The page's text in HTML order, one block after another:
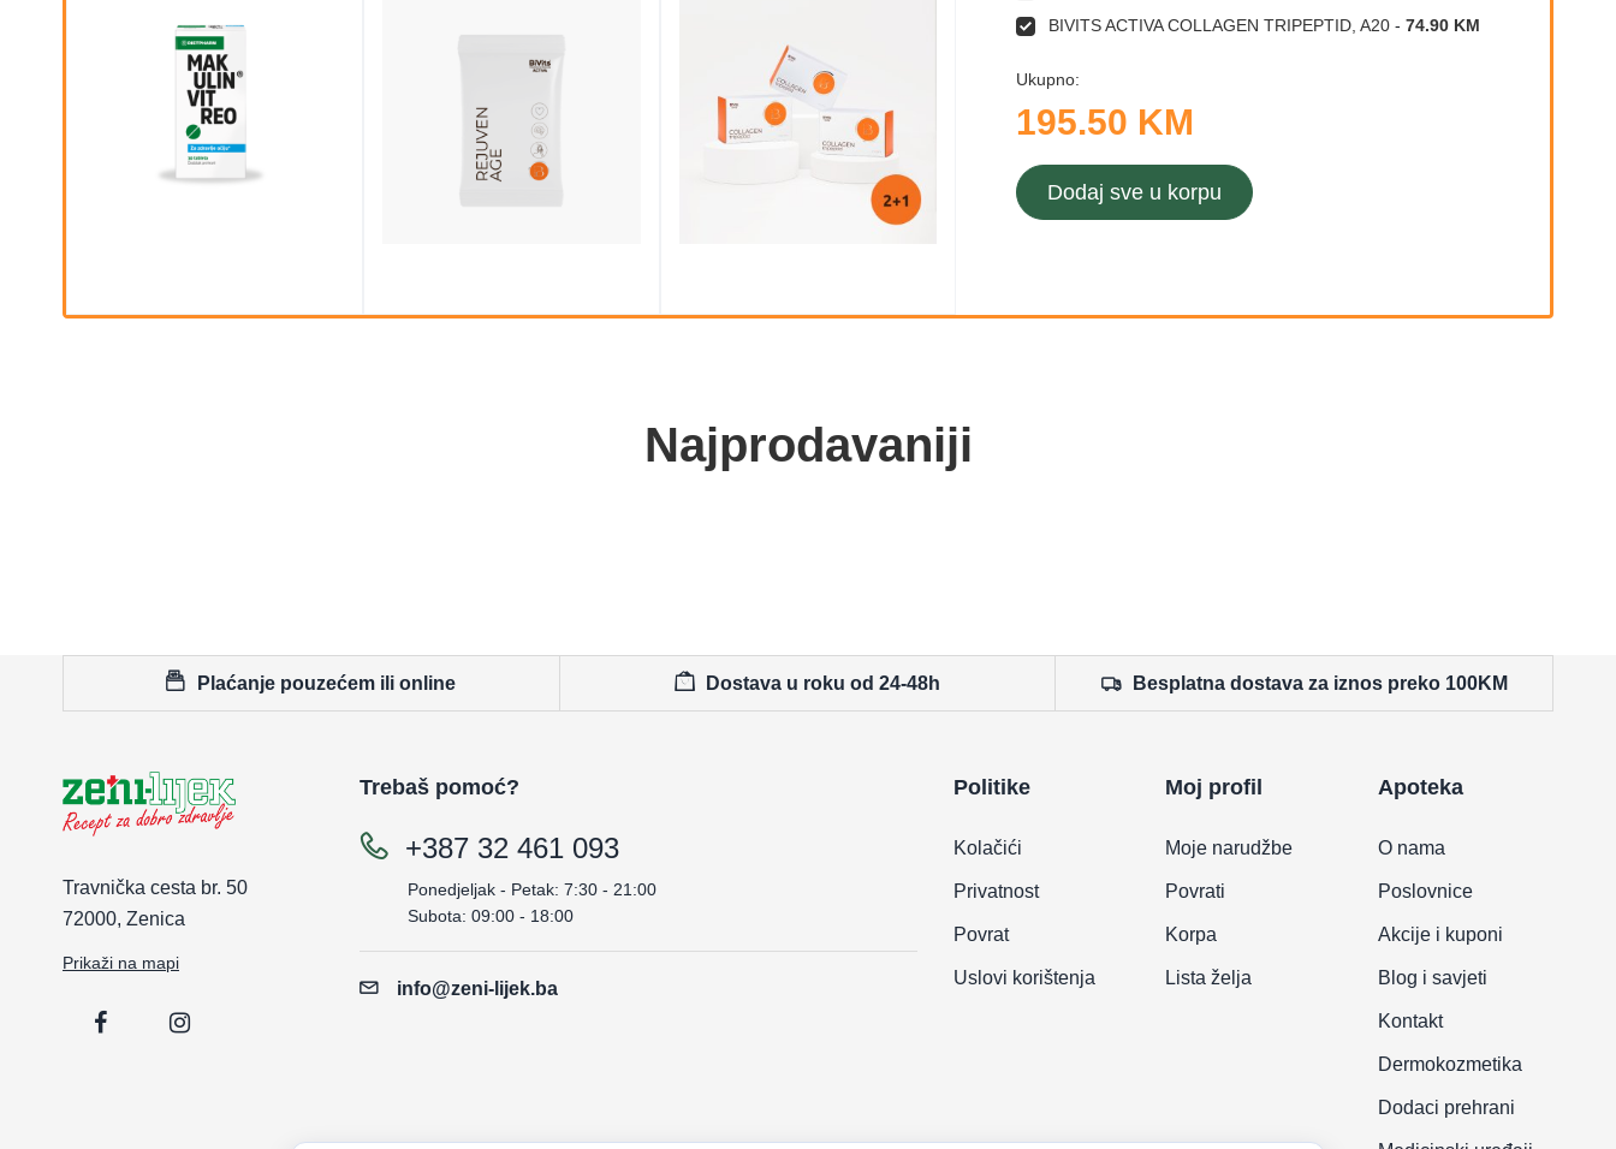
BIVITS ACTIVA COLLAGEN TRIPEPTID, A20 -74.90 KM
Ukupno:
195.50 KM
Dodaj sve u korpu
Najprodavaniji
Plaćanje pouzećem ili online Dostava u roku od 24-48h Besplatna dostava za iznos preko 100KM
Travnička cesta br. 50
72000, Zenica
Prikaži na mapi
Trebaš pomoć?
+387 32 461 093
Ponedjeljak - Petak: 7:30 - 21:00
Subota: 09:00 - 18:00
info@zeni-lijek.ba
Politike
Kolačići
Privatnost
Povrat
Uslovi korištenja
Moj profil
Moje narudžbe
Povrati
Korpa
Lista želja
Apoteka
O nama
Poslovnice
Akcije i kuponi
Blog i savjeti
Kontakt
Dermokozmetika
Dodaci prehrani